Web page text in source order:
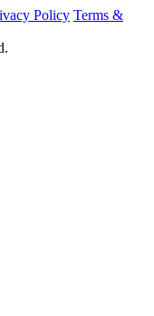
Policy Terms &